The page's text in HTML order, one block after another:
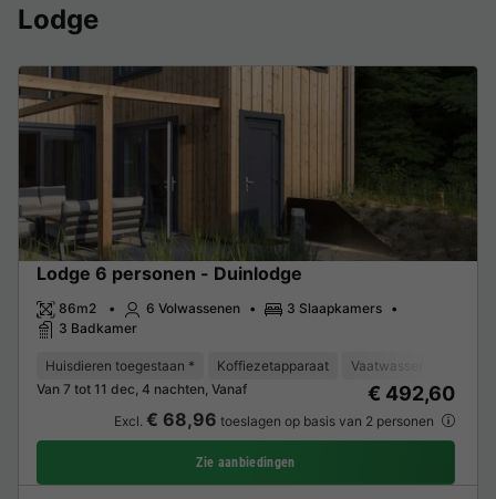
Lodge
Lodge 6 personen - Duinlodge
86m2 6 Volwassenen
3 Slaapkamers
3 Badkamer
Huisdieren toegestaan * Koffiezetapparaat Vaatwasser
Van 7 tot 11 dec, 4 nachten, Vanaf
€ 492,60
Excl. € 68,96 toeslagen op basis van 2 personen
Zie aanbiedingen